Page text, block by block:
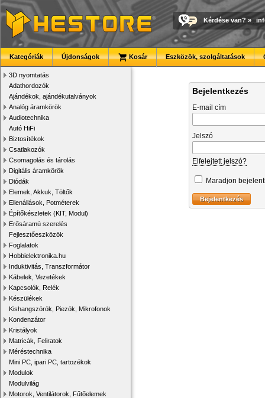
Kérdése van? »
Kategóriák Újdonságok Kosár Eszközök, szolgáltatások
3D nyomtatás
Adathordozók
Ajándékok, ajándékutalványok
Analóg áramkörök
Audiotechnika
Autó HiFi
Biztosítékok
Csatlakozók
Csomagolás és tárolás
Digitális áramkörök
Diódák
Elemek, Akkuk, Töltők
Ellenállások, Potméterek
Építőkészletek (KIT, Modul)
Erősáramú szerelés
Fejlesztőeszközök
Foglalatok
Hobbielektronika.hu
Induktivitás, Transzformátor
Kábelek, Vezetékek
Kapcsolók, Relék
Készülékek
Kishangszórók, Piezók, Mikrofonok
Kondenzátor
Kristályok
Matricák, Feliratok
Méréstechnika
Mini PC, ipari PC, tartozékok
Modulok
Modulvilág
Motorok, Ventilátorok, Fűtőelemek
Bejelentkezés
E-mail cím
Jelszó
Elfelejtett jelszó?
Maradjon